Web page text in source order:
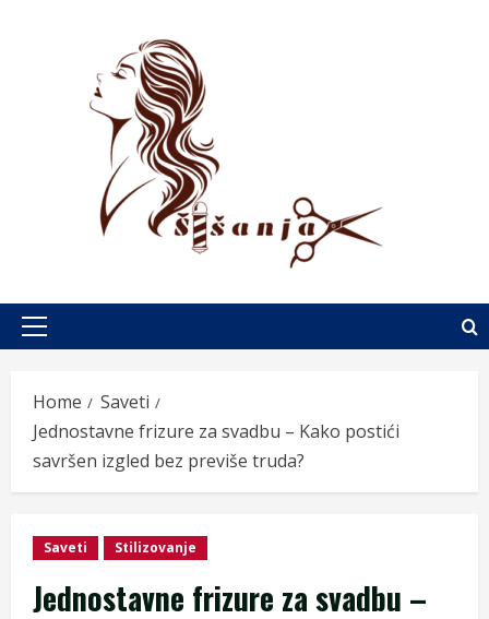
Primary
Home
Saveti
Jednostavne frizure za svadbu – Kako postići
savršen izgled bez previše truda?
Saveti Stilizovanje
Jednostavne frizure za svadbu –